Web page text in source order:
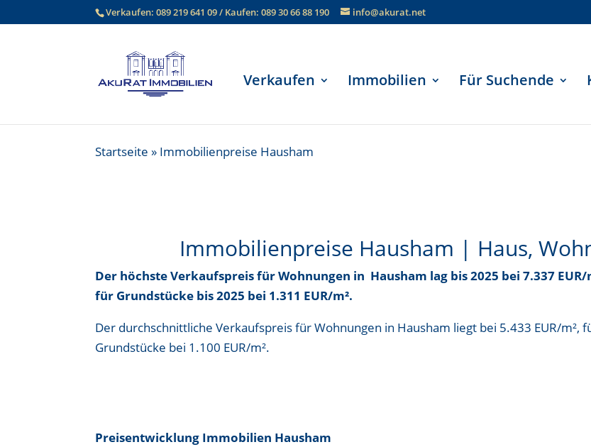
Verkaufen:089 219 641 09/ Kaufen:089 30 66 88 190 info@akurat.net
Verkaufen Immobilien Für Suchende
Startseite » Immobilienpreise Hausham
Immobilienpreise Hausham | Haus,
Der höchste Verkaufspreis für Wohnungen in Hausham lag bis2025 bei 7.337 EUR/
für Grundstücke bis2025 bei 1.311 EUR/m².
Der durchschnittliche Verkaufspreis für Wohnungen in Hausham liegt bei 5.433 EUR/m²,
Grundstücke bei 1.100 EUR/m².
Preisentwicklung Immobilien Hausham